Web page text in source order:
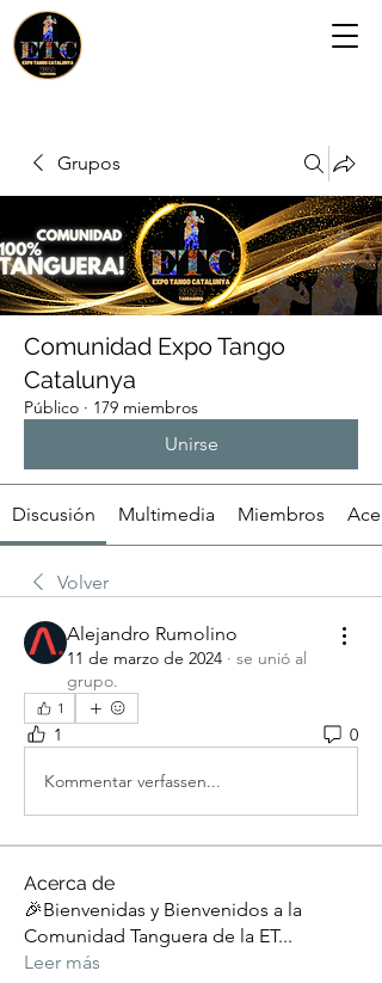
Grupos
Comunidad Expo Tango
Catalunya
Público · 179 miembros
Unirse
Discusión Multimedia Miembros
Volver
Alejandro Rumolino
11 de marzo de 2024 · se unió al
grupo.
1
1 0
Kommentar verfassen...
Acerca de
🎉Bienvenidas y Bienvenidos a la
Comunidad Tanguera de la ET...
Leer más